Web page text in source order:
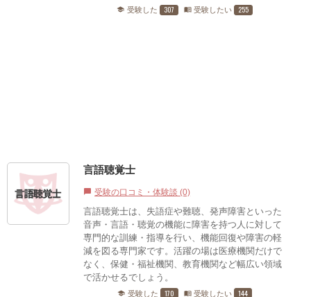
school 受験した 307 menu_book 受験したい 255
言語聴覚士
chat_bubble 受験の口コミ・体験談 (0)
言語聴覚士は、失語症や難聴、発声障害といった
音声・言語・聴覚の機能に障害を持つ人に対して
専門的な訓練・指導を行い、機能回復や障害の軽
減を図る専門家です。活躍の場は医療機関だけで
なく、保健・福祉機関、教育機関など幅広い領域
で活かせるでしょう。
school 受験した 170 menu_book 受験したい 144